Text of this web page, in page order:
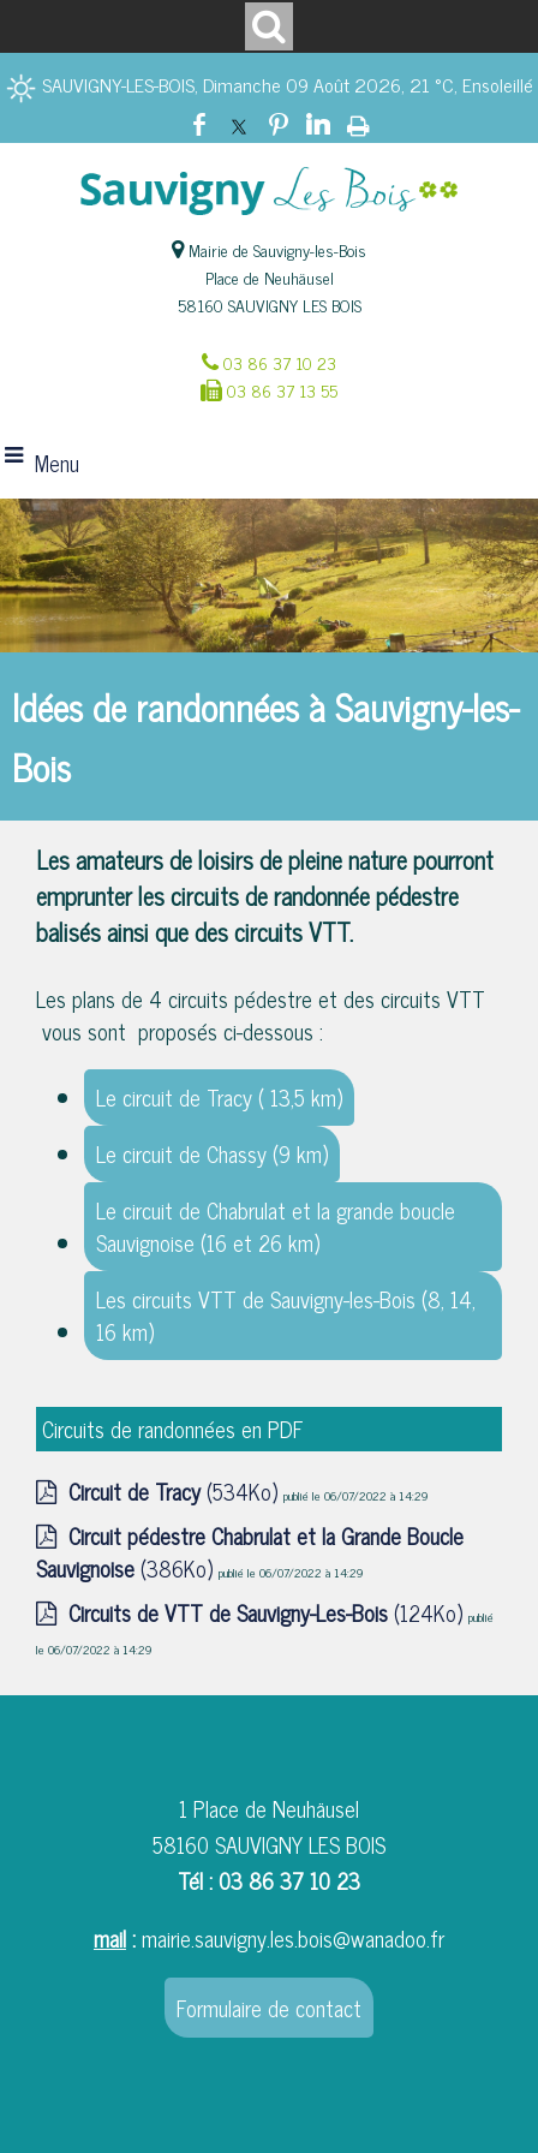
SAUVIGNY-LES-BOIS, Dimanche 09 Août 2026, 21 °C, Ensoleillé
Mairie de Sauvigny-les-Bois
Place de Neuhäusel
58160 SAUVIGNY LES BOIS
03 86 37 10 23
03 86 37 13 55
Menu
Idées de randonnées à Sauvigny-les-
Bois
Les amateurs de loisirs de pleine nature pourront
emprunter les circuits de randonnée pédestre
balisés ainsi que des circuits VTT.
Les plans de 4 circuits pédestre et des circuits VTT
vous sont proposés ci-dessous :
Le circuit de Tracy ( 13,5 km)
Le circuit de Chassy (9 km)
Le circuit de Chabrulat et la grande boucle
Sauvignoise (16 et 26 km)
Les circuits VTT de Sauvigny-les-Bois (8, 14,
16 km)
Circuits de randonnées en PDF
Circuit de Tracy(534Ko)publié le 06/07/2022 à 14:29
Circuit pédestre Chabrulat et la Grande Boucle
Sauvignoise(386Ko)publié le 06/07/2022 à 14:29
Circuits de VTT de Sauvigny-Les-Bois(124Ko)publié
le 06/07/2022 à 14:29
1 Place de Neuhäusel
58160 SAUVIGNY LES BOIS
Tél : 03 86 37 10 23
mail:mairie.sauvigny.les.bois@wanadoo.fr
Formulaire de contact